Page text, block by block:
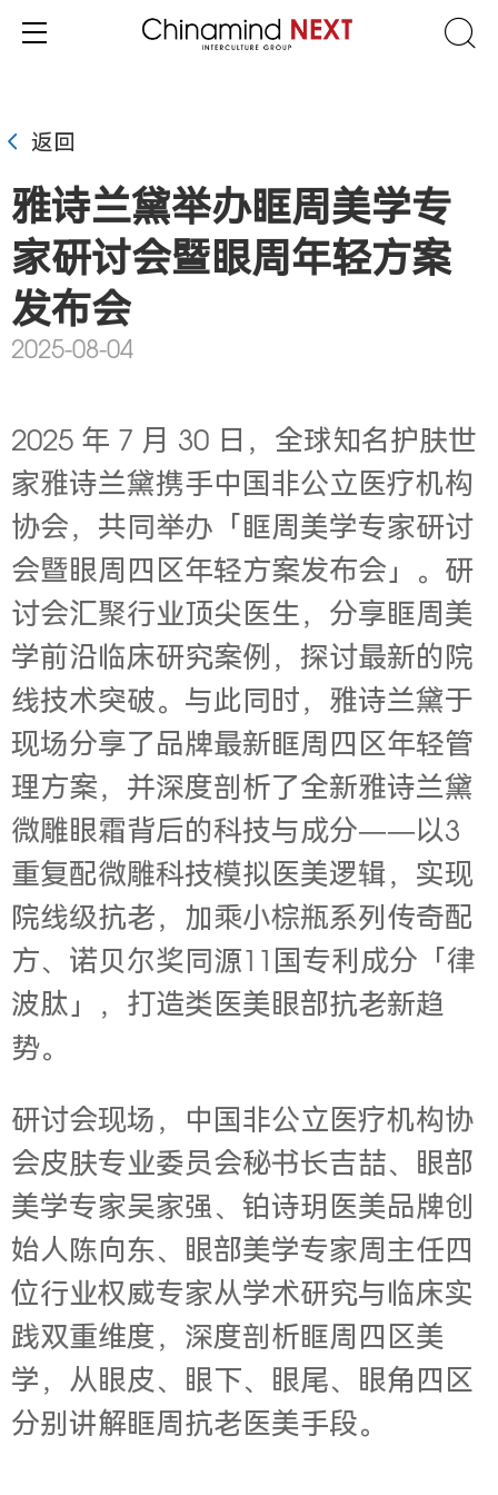
返回
雅诗兰黛举办眶周美学专
家研讨会暨眼周年轻方案
发布会
2025-08-04
2025 年 7 月 30 日，全球知名护肤世
家雅诗兰黛携手中国非公立医疗机构
协会，共同举办「眶周美学专家研讨
会暨眼周四区年轻方案发布会」。研
讨会汇聚行业顶尖医生，分享眶周美
学前沿临床研究案例，探讨最新的院
线技术突破。与此同时，雅诗兰黛于
现场分享了品牌最新眶周四区年轻管
理方案，并深度剖析了全新雅诗兰黛
微雕眼霜背后的科技与成分——以3
重复配微雕科技模拟医美逻辑，实现
院线级抗老，加乘小棕瓶系列传奇配
方、诺贝尔奖同源11国专利成分「律
波肽」，打造类医美眼部抗老新趋
势。
研讨会现场，中国非公立医疗机构协
会皮肤专业委员会秘书长吉喆、眼部
美学专家吴家强、铂诗玥医美品牌创
始人陈向东、眼部美学专家周主任四
位行业权威专家从学术研究与临床实
践双重维度，深度剖析眶周四区美
学，从眼皮、眼下、眼尾、眼角四区
分别讲解眶周抗老医美手段。